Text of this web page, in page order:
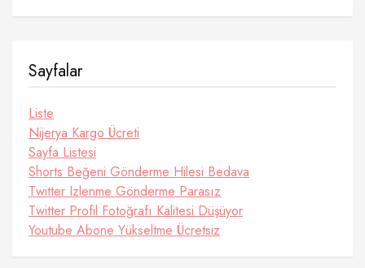
Sayfalar
Liste
Nijerya Kargo Ücreti
Sayfa Listesi
Shorts Beğeni Gönderme Hilesi Bedava
Twitter Izlenme Gönderme Parasız
Twitter Profil Fotoğrafı Kalitesi Düşüyor
Youtube Abone Yükseltme Ücretsiz